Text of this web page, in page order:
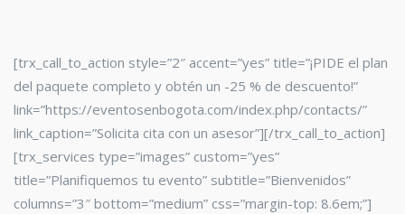
[trx_call_to_action style=”2″ accent=”yes” title=”¡PIDE el plan
del paquete completo y obtén un -25 % de descuento!”
link=”https://eventosenbogota.com/index.php/contacts/”
link_caption=”Solicita cita con un asesor”][/trx_call_to_action]
[trx_services type=”images” custom=”yes”
title=”Planifiquemos tu evento” subtitle=”Bienvenidos”
columns=”3″ bottom=”medium” css=”margin-top: 8.6em;”]